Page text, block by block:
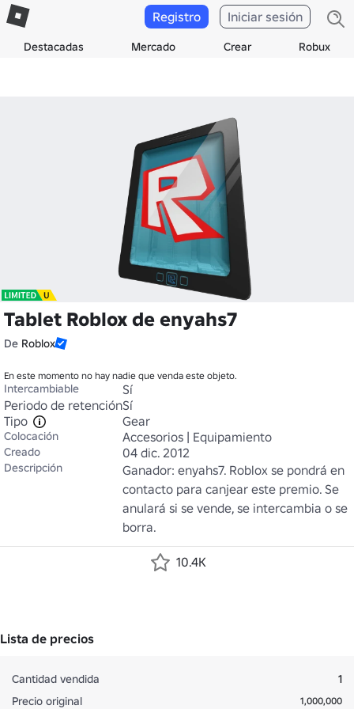
Destacadas Mercado Crear Robux
Registro Iniciar sesión
Tablet Roblox de enyahs7
De Roblox
En este momento no hay nadie que venda este objeto.
Intercambiable
Sí
Periodo de retenciónSí
Tipo
Gear
Colocación Accesorios | Equipamiento
Creado 04 dic. 2012
Descripción
Ganador: enyahs7. Roblox se pondrá en
contacto para canjear este premio. Se
anulará si se vende, se intercambia o se
borra.
10.4K
Lista de precios
Cantidad vendida
1
Precio original
1,000,000